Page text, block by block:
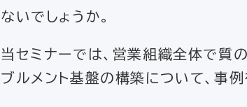
ないでしょうか。
当セミナーでは、営業組織全体で質
ブルメント基盤の構築について、事